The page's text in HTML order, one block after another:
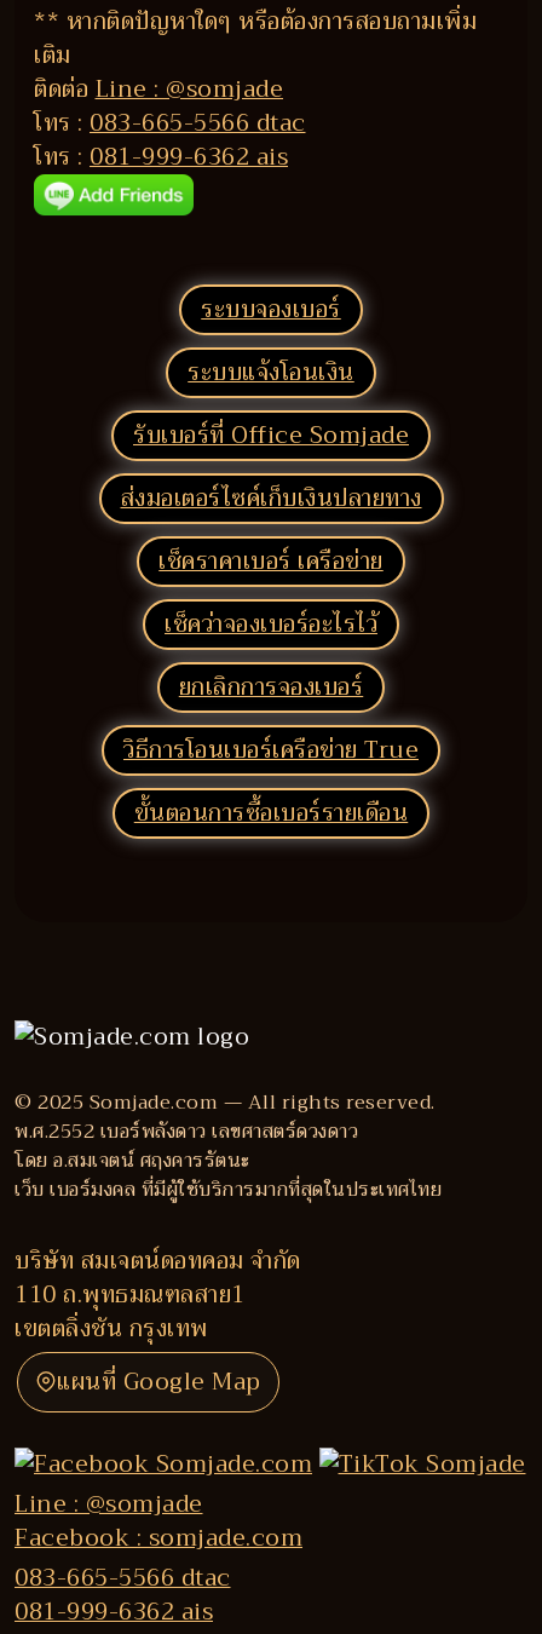
** หากติดปัญหาใดๆ หรือต้องการสอบถามเพิ่ม
เติม
ติดต่อLine : @somjade
โทร : 083-665-5566 dtac
โทร : 081-999-6362 ais
ระบบจองเบอร์
ระบบแจ้งโอนเงิน
รับเบอร์ที่ Office Somjade
ส่งมอเตอร์ไซค์เก็บเงินปลายทาง
เช็คราคาเบอร์ เครือข่าย
เช็คว่าจองเบอร์อะไรไว้
ยกเลิกการจองเบอร์
วิธีการโอนเบอร์เครือข่าย True
ขั้นตอนการซื้อเบอร์รายเดือน
© 2025 Somjade.com — All rights reserved.
พ.ศ.2552 เบอร์พลังดาว เลขศาสตร์ดวงดาว
โดย อ.สมเจตน์ ศฤงคารรัตนะ
เว็บ เบอร์มงคล ที่มีผู้ใช้บริการมากที่สุดในประเทศไทย
บริษัท สมเจตน์ดอทคอม จำกัด
110 ถ.พุทธมณฑลสาย1
เขตตลิ่งชัน กรุงเทพ
แผนที่ Google Map
Line : @somjade
Facebook : somjade.com
083-665-5566 dtac
081-999-6362 ais